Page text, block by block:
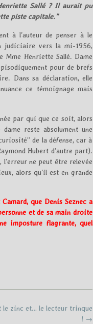
Sallé ? Il aurait pu
piste capitale.”
à l’auteur de penser à le
judiciaire vers la mi-1956,
Mme Henriette Sallé. Dame
pour de brefs
Dans sa déclaration, elle
ce témoignage mais
par qui que ce soit, alors
reste absolument une
de la défense, car à
Hubert d’autre part).
l’erreur ne peut être relevée
alors qu’il est en grande
que Denis Seznec a
et de sa main droite
imposture flagrante, quel
le zinc et… le lecteur trinque
! →